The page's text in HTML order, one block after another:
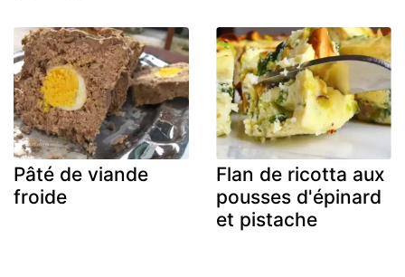
Pâté de viande
froide
Flan de ricotta aux
pousses d'épinard
et pistache